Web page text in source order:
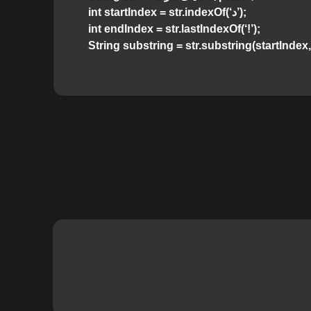
int startIndex = str.indexOf(‘د’);
int endIndex = str.lastIndexOf(‘!’);